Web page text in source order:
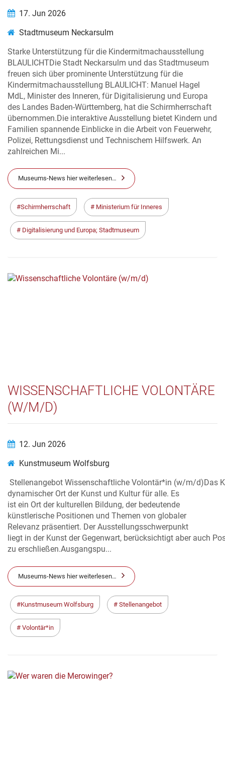
17. Jun 2026
Stadtmuseum Neckarsulm
Starke Unterstützung für die Kindermitmachausstellung
BLAULICHTDie Stadt Neckarsulm und das Stadtmuseum
freuen sich über prominente Unterstützung für die
Kindermitmachausstellung BLAULICHT: Manuel Hagel
MdL, Minister des Inneren, für Digitalisierung und Europa
des Landes Baden-Württemberg, hat die Schirmherrschaft
übernommen.Die interaktive Ausstellung bietet Kindern und
Familien spannende Einblicke in die Arbeit von Feuerwehr,
Polizei, Rettungsdienst und Technischem Hilfswerk. An
zahlreichen Mi...
Museums-News hier weiterlesen…
Schirmherrschaft Ministerium für Inneres
Digitalisierung und Europa; Stadtmuseum
WISSENSCHAFTLICHE VOLONTÄRE
(W/M/D)
12. Jun 2026
Kunstmuseum Wolfsburg
Stellenangebot Wissenschaftliche Volontär*in (w/m/d)Das
dynamischer Ort der Kunst und Kultur für alle. Es
ist ein Ort der kulturellen Bildung, der bedeutende
künstlerische Positionen und Themen von globaler
Relevanz präsentiert. Der Ausstellungsschwerpunkt
liegt in der Kunst der Gegenwart, berücksichtigt aber auch
zu erschließen.Ausgangspu...
Museums-News hier weiterlesen…
Kunstmuseum Wolfsburg Stellenangebot
Volontär*in